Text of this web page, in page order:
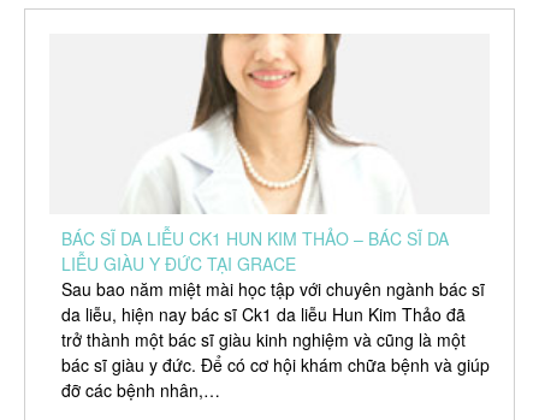
BÁC SĨ DA LIỄU CK1 HUN KIM THẢO – BÁC SĨ DA
LIỄU GIÀU Y ĐỨC TẠI GRACE
Sau bao năm miệt mài học tập với chuyên ngành bác sĩ
da liễu, hiện nay bác sĩ Ck1 da liễu Hun Kim Thảo đã
trở thành một bác sĩ giàu kinh nghiệm và cũng là một
bác sĩ giàu y đức. Để có cơ hội khám chữa bệnh và giúp
đỡ các bệnh nhân,…